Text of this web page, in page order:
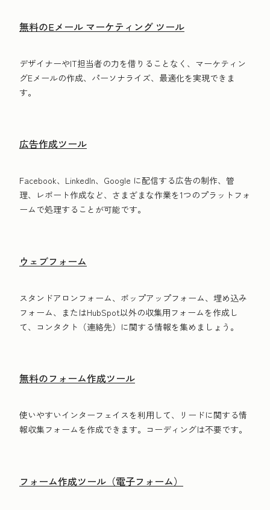
無料のEメール マーケティング ツール
デザイナーやIT担当者の力を借りることなく、マーケティン
グEメールの作成、パーソナライズ、最適化を実現できま
す。
広告作成ツール
Facebook、LinkedIn、Google に配信する広告の制作、管
理、レポート作成など、さまざまな作業を1つのプラットフォ
ームで処理することが可能です。
ウェブフォーム
スタンドアロンフォーム、ポップアップフォーム、埋め込み
フォーム、またはHubSpot以外の収集用フォームを作成し
て、コンタクト（連絡先）に関する情報を集めましょう。
無料のフォーム作成ツール
使いやすいインターフェイスを利用して、リードに関する情
報収集フォームを作成できます。コーディングは不要です。
フォーム作成ツール（電子フォーム）